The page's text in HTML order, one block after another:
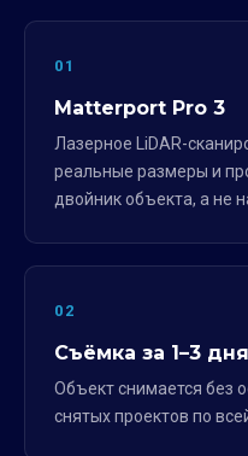
01
Matterport Pro 3
Лазерное LiDAR-
реальные размеры и
двойник объекта, а не
02
Съёмка за 1–3 дня
Объект снимается без
снятых проектов по